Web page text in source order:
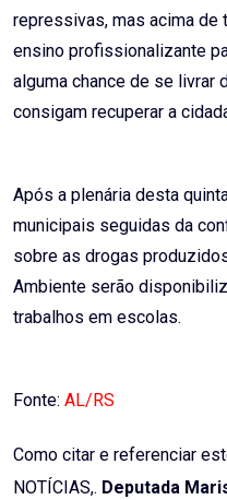
repressivas, mas acima
ensino profissionalizante
alguma chance de se livrar
consigam recuperar a
Após a plenária desta
municipais seguidas da
sobre as drogas
Ambiente serão
trabalhos em escolas.
Fonte: AL/RS
Como citar e referenciar
NOTÍCIAS,. Deputada